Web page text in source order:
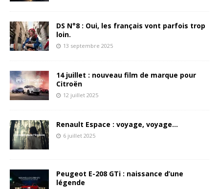
DS N°8 : Oui, les français vont parfois trop
loin.
13 septembre 2025
14 juillet : nouveau film de marque pour
Citroën
12 juillet 2025
Renault Espace : voyage, voyage…
6 juillet 2025
Peugeot E-208 GTi : naissance d’une
légende